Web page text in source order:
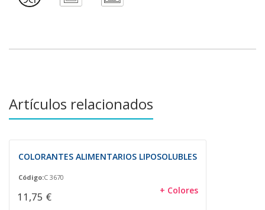
Artículos relacionados
COLORANTES ALIMENTARIOS LIPOSOLUBLES
Código:C 3670
11,75 € + Colores